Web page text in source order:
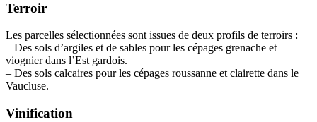
Terroir
Les parcelles sélectionnées sont issues de deux profils de terroirs :
– Des sols d’argiles et de sables pour les cépages grenache et
viognier dans l’Est gardois.
– Des sols calcaires pour les cépages roussanne et clairette dans le
Vaucluse.
Vinification